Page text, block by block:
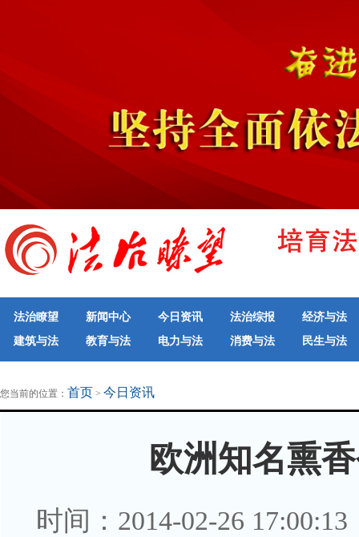
法治瞭望 新闻中心 今日资讯 法治综报
经济与法
建筑与法
教育与法 电力与法 消费与法
民生与法
地方法治联播
律师律所
您当前的位置： 首页 > 今日资讯
欧洲知名熏
时间：2014-02-26